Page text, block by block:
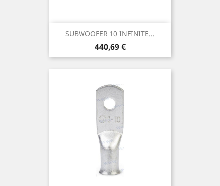
SUBWOOFER 10 INFINITE...
Prix
440,69 €